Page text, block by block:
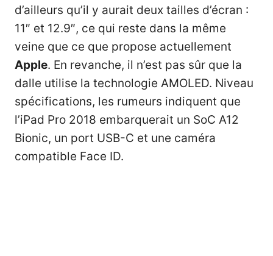
d’ailleurs qu’il y aurait deux tailles d’écran :
11″ et 12.9″, ce qui reste dans la même
veine que ce que propose actuellement
Apple. En revanche, il n’est pas sûr que la
dalle utilise la technologie AMOLED. Niveau
spécifications, les rumeurs indiquent que
l’iPad Pro 2018 embarquerait un SoC A12
Bionic, un port USB-C et une caméra
compatible Face ID.